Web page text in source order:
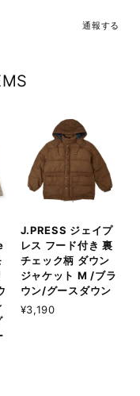
通報する
J.PRESS ジェイプ
レス フード付き 裏
チェック柄 ダウン
ジャケット M /ブラ
ウン/グースダウン
¥3,190